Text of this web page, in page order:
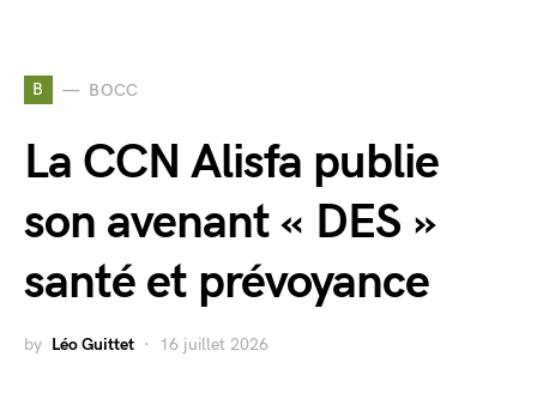
B BOCC
La CCN Alisfa publie
son avenant « DES »
santé et prévoyance
by Léo Guittet 16 juillet 2026